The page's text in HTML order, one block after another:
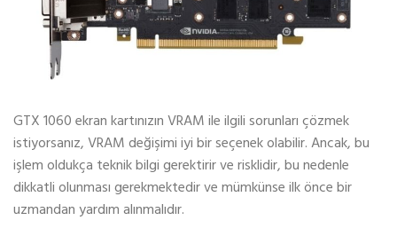
GTX 1060 ekran kartınızın VRAM ile ilgili sorunları çözmek
istiyorsanız, VRAM değişimi iyi bir seçenek olabilir. Ancak, bu
işlem oldukça teknik bilgi gerektirir ve risklidir, bu nedenle
dikkatli olunması gerekmektedir ve mümkünse ilk önce bir
uzmandan yardım alınmalıdır.